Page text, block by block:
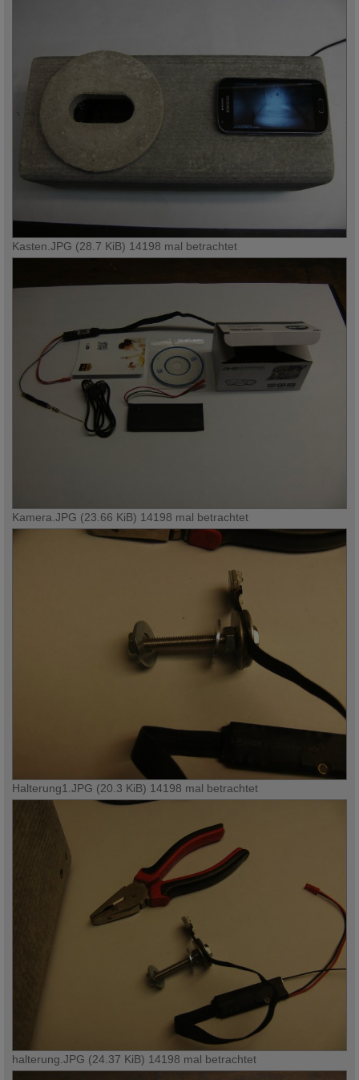
Kasten.JPG (28.7 KiB) 14198 mal betrachtet
Kamera.JPG (23.66 KiB) 14198 mal betrachtet
Halterung1.JPG (20.3 KiB) 14198 mal betrachtet
halterung.JPG (24.37 KiB) 14198 mal betrachtet